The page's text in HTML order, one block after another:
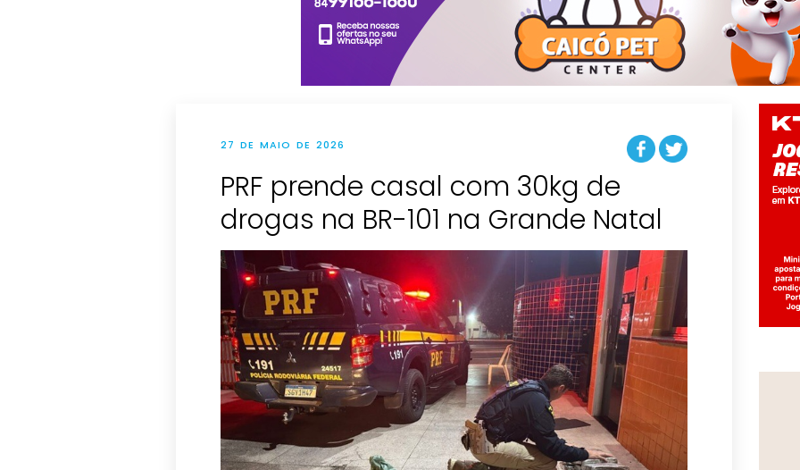
27 DE MAIO DE 2026
PRF prende casal com 30kg de
drogas na BR-101 na Grande Natal